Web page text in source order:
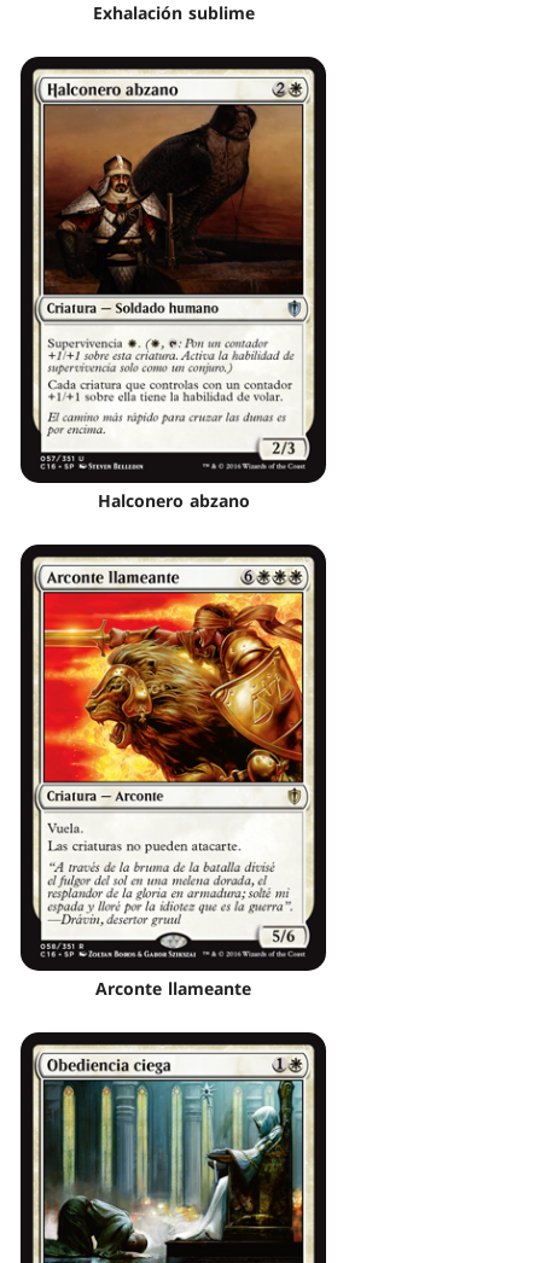
Exhalación sublime
Halconero abzano
Arconte llameante